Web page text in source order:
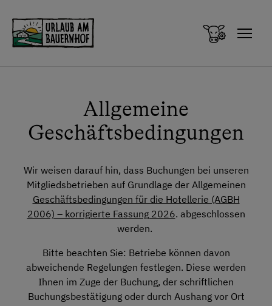
Allgemeine
Geschäftsbedingungen
Wir weisen darauf hin, dass Buchungen bei unseren
Mitgliedsbetrieben auf Grundlage der Allgemeinen
Geschäftsbedingungen für die Hotellerie (AGBH
2006) – korrigierte Fassung 2026. abgeschlossen
werden.
Bitte beachten Sie: Betriebe können davon
abweichende Regelungen festlegen. Diese werden
Ihnen im Zuge der Buchung, der schriftlichen
Buchungsbestätigung oder durch Aushang vor Ort